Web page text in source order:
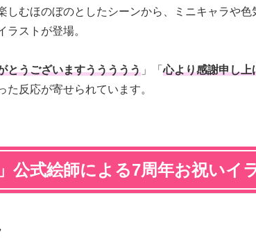
しむほのぼのとしたシーンから、ミニキャラや色
ラストが登場。
とうございますううううう 」「心より感謝申し上
た反応が寄せられています。
公式絵師による7周年お祝いイ